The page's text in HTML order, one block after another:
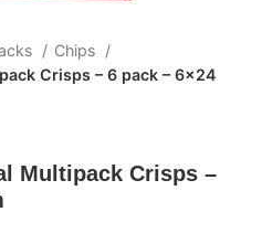
Chips
Crisps – 6 pack – 6×24
Multipack Crisps –